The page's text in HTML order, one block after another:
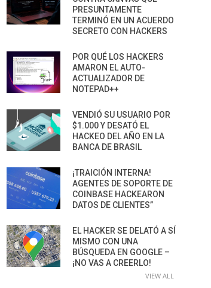
13 TÉCNICAS
PARA HACKEAR Y EXPLOTAR
NAVEGADORES DE IA
AGÉNTICA
CÓMO LOS HACKERS
COPILOT DENTRO DE VS
PRESUNTAMENTE
TERMINÓ EN UN ACUERDO
SECRETO CON HACKERS
POR QUÉ LOS HACKERS
AMARON EL AUTO-
ACTUALIZADOR DE
NOTEPAD++
VENDIÓ SU USUARIO POR
$1.000 Y DESATÓ EL
HACKEO DEL AÑO EN LA
BANCA DE BRASIL
¡TRAICIÓN INTERNA!
AGENTES DE SOPORTE DE
COINBASE HACKEARON
DATOS DE CLIENTES”
EL HACKER SE DELATÓ A SÍ
MISMO CON UNA
BÚSQUEDA EN GOOGLE –
¡NO VAS A CREERLO!
VIEW ALL